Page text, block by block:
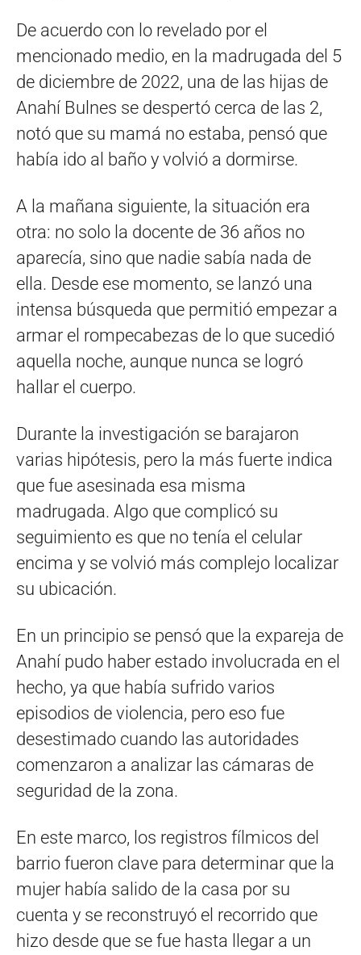
De acuerdo con lo revelado por el
mencionado medio, en la madrugada del 5
de diciembre de 2022, una de las hijas de
Anahí Bulnes se despertó cerca de las 2,
notó que su mamá no estaba, pensó que
había ido al baño y volvió a dormirse.
A la mañana siguiente, la situación era
otra: no solo la docente de 36 años no
aparecía, sino que nadie sabía nada de
ella. Desde ese momento, se lanzó una
intensa búsqueda que permitió empezar a
armar el rompecabezas de lo que sucedió
aquella noche, aunque nunca se logró
hallar el cuerpo.
Durante la investigación se barajaron
varias hipótesis, pero la más fuerte indica
que fue asesinada esa misma
madrugada. Algo que complicó su
seguimiento es que no tenía el celular
encima y se volvió más complejo localizar
su ubicación.
En un principio se pensó que la expareja de
Anahí pudo haber estado involucrada en el
hecho, ya que había sufrido varios
episodios de violencia, pero eso fue
desestimado cuando las autoridades
comenzaron a analizar las cámaras de
seguridad de la zona.
En este marco, los registros fílmicos del
barrio fueron clave para determinar que la
mujer había salido de la casa por su
cuenta y se reconstruyó el recorrido que
hizo desde que se fue hasta llegar a un